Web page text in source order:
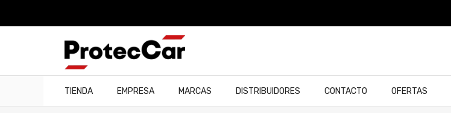
TIENDA EMPRESA MARCAS DISTRIBUIDORES CONTACTO OFERTAS